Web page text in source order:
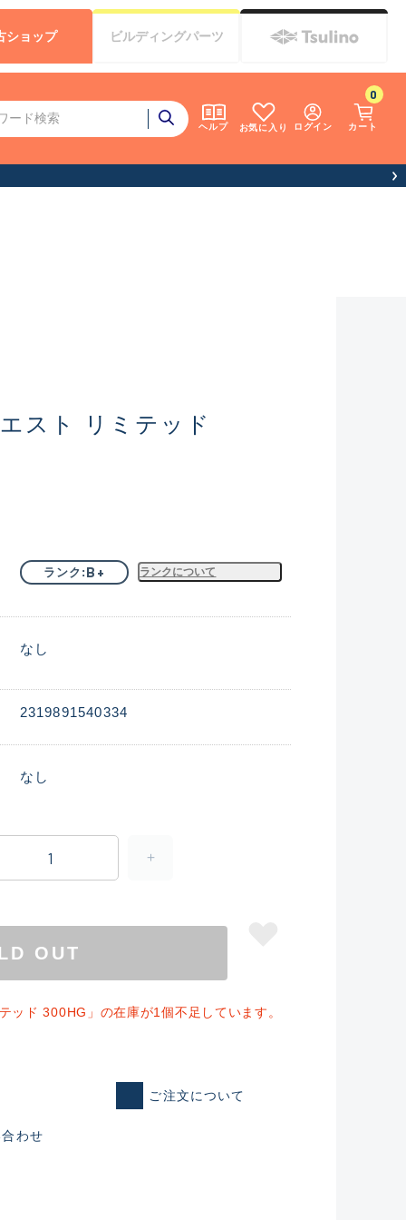
ヘルプ お気に入り ログイン カート
0
ショップ ビルディングパーツ
れた未使用
ものも含む
スト リミテッド
ランク B+ ランクについて
なし
2319891540334
なし
OUT
ッド 300HG」の在庫が1個不足しています。
ご注文について
わせ